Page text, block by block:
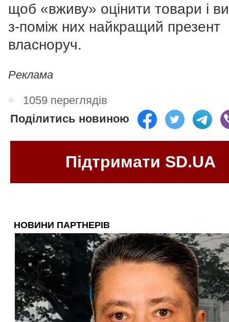
щоб «вживу» оцінити товари і
з-поміж них найкращий презент
власноруч.
Реклама
1059 переглядів
Поділитись новиною
Підтримати SD.UA